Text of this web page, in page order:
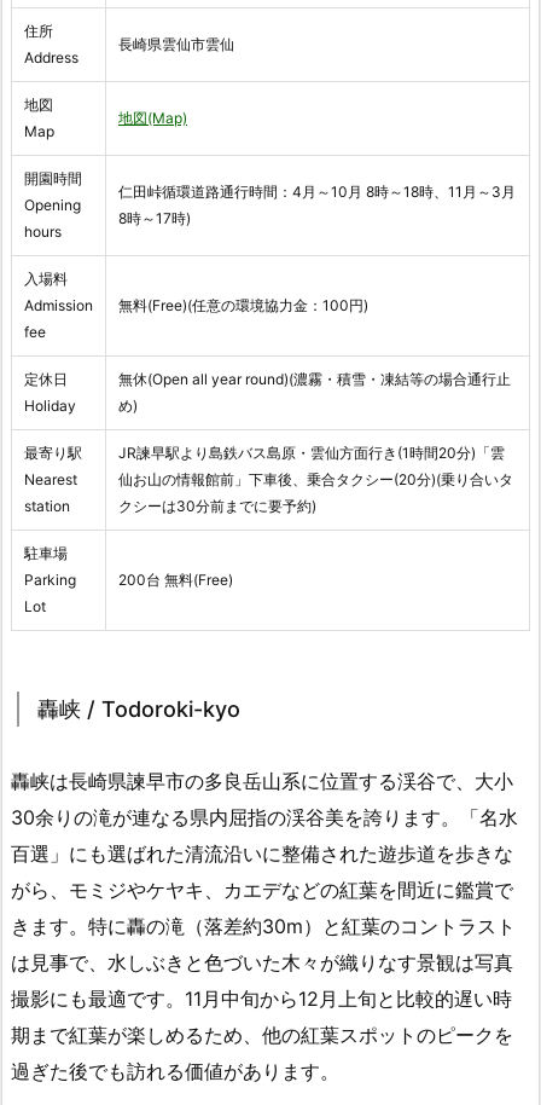
住所
Address
長崎県雲仙市雲仙
地図
Map
地図(Map)
開園時間
Opening
hours
仁田峠循環道路通行時間：4月～10月 8時～18時、11月～3月
8時～17時)
入場料
Admission
fee
無料(Free)(任意の環境協力金：100円)
定休日
Holiday
無休(Open all year round)(濃霧・積雪・凍結等の場合通行止
め)
最寄り駅
Nearest
station
JR諫早駅より島鉄バス島原・雲仙方面行き(1時間20分)「雲
仙お山の情報館前」下車後、乗合タクシー(20分)(乗り合いタ
クシーは30分前までに要予約)
駐車場
Parking
Lot
200台 無料(Free)
轟峡 / Todoroki-kyo
轟峡は長崎県諫早市の多良岳山系に位置する渓谷で、大小
30余りの滝が連なる県内屈指の渓谷美を誇ります。「名水
百選」にも選ばれた清流沿いに整備された遊歩道を歩きな
がら、モミジやケヤキ、カエデなどの紅葉を間近に鑑賞で
きます。特に轟の滝（落差約30m）と紅葉のコントラスト
は見事で、水しぶきと色づいた木々が織りなす景観は写真
撮影にも最適です。11月中旬から12月上旬と比較的遅い時
期まで紅葉が楽しめるため、他の紅葉スポットのピークを
過ぎた後でも訪れる価値があります。